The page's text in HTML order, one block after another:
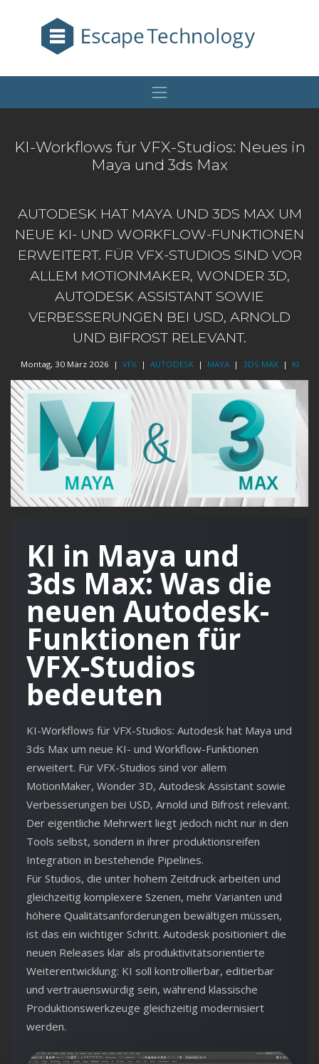
KI-Workflows für VFX-Studios: Neues in
Maya und 3ds Max
AUTODESK HAT MAYA UND 3DS MAX UM
NEUE KI- UND WORKFLOW-FUNKTIONEN
ERWEITERT. FÜR VFX-STUDIOS SIND VOR
ALLEM MOTIONMAKER, WONDER 3D,
AUTODESK ASSISTANT SOWIE
VERBESSERUNGEN BEI USD, ARNOLD
UND BIFROST RELEVANT.
Montag, 30 März 2026 | VFX| AUTODESK| MAYA| 3DS MAX| KI
KI in Maya und
3ds Max: Was die
neuen Autodesk-
Funktionen für
VFX-Studios
bedeuten
KI-Workflows für VFX-Studios: Autodesk hat Maya und
3ds Max um neue KI- und Workflow-Funktionen
erweitert. Für VFX-Studios sind vor allem
MotionMaker, Wonder 3D, Autodesk Assistant sowie
Verbesserungen bei USD, Arnold und Bifrost relevant.
Der eigentliche Mehrwert liegt jedoch nicht nur in den
Tools selbst, sondern in ihrer produktionsreifen
Integration in bestehende Pipelines.
Für Studios, die unter hohem Zeitdruck arbeiten und
gleichzeitig komplexere Szenen, mehr Varianten und
höhere Qualitätsanforderungen bewältigen müssen,
ist das ein wichtiger Schritt. Autodesk positioniert die
neuen Releases klar als produktivitätsorientierte
Weiterentwicklung: KI soll kontrollierbar, editierbar
und vertrauenswürdig sein, während klassische
Produktionswerkzeuge gleichzeitig modernisiert
werden.